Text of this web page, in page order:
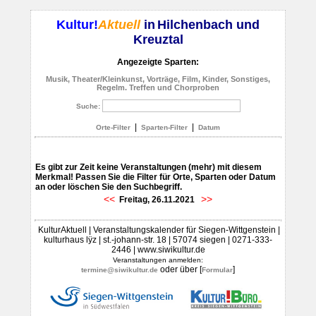
Kultur!Aktuellin Hilchenbach und
Kreuztal
Angezeigte Sparten:
Musik, Theater/Kleinkunst, Vorträge, Film, Kinder, Sonstiges,
Regelm. Treffen und Chorproben
Suche:
Orte-Filter Sparten-Filter Datum
Es gibt zur Zeit keine Veranstaltungen (mehr) mit diesem
Merkmal! Passen Sie die Filter für Orte, Sparten oder Datum
an oder löschen Sie den Suchbegriff.
<< Freitag, 26.11.2021 >>
KulturAktuell | Veranstaltungskalender für Siegen-Wittgenstein |
kulturhaus lÿz | st.-johann-str. 18 | 57074 siegen | 0271-333-
2446 | www.siwikultur.de
Veranstaltungen anmelden:
termine@siwikultur.de oder über [Formular]